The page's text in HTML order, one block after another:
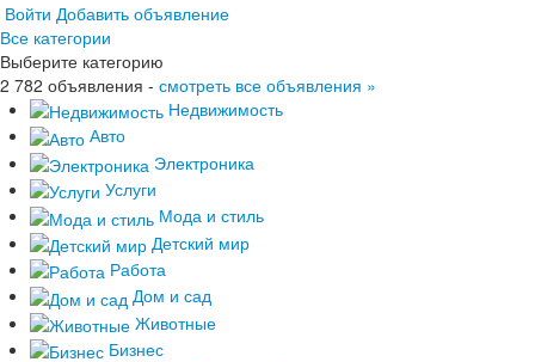
Войти Добавить объявление
Главная
Объявления
Новости
Услуги
Помощь
Все категории
Выберите категорию
2 782 объявления - смотреть все объявления »
Недвижимость
Авто
Электроника
Услуги
Мода и стиль
Детский мир
Работа
Дом и сад
Животные
Бизнес